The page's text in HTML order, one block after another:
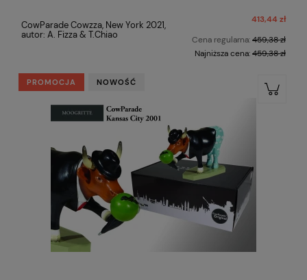
CowParade Cowzza, New York 2021,
autor: A. Fizza & T.Chiao
413,44 zł
Cena regularna:459,38 zł
Najniższa cena:459,38 zł
PROMOCJA NOWOŚĆ